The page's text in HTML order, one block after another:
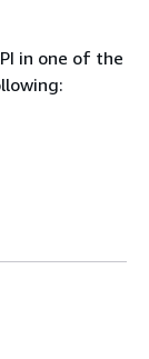
in one of the